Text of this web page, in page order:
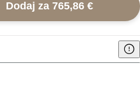
Dodaj za 765,86 €